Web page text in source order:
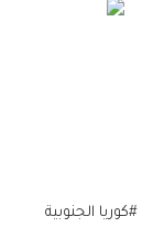
#كوريا الجنوبية